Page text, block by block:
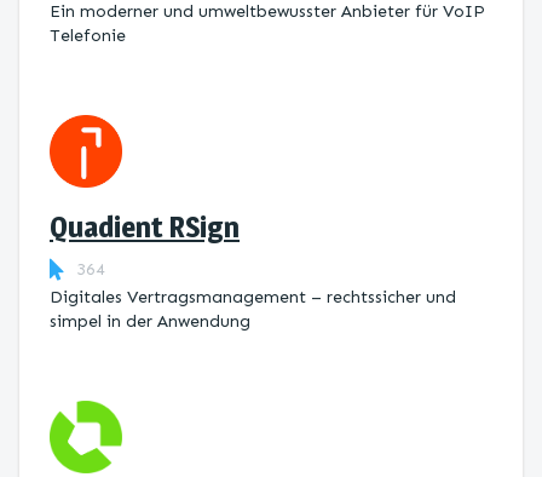
Ein moderner und umweltbewusster Anbieter für VoIP
Telefonie
Quadient RSign
364
Digitales Vertragsmanagement – rechtssicher und
simpel in der Anwendung